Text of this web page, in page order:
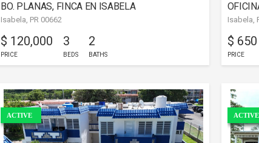
BO. PLANAS, FINCA EN ISABELA
Isabela, PR 00662
$ 120,000
PRICE
3
BEDS
2
BATHS
Isabela,
$ 650
PRICE
ACTIVE ACTIVE